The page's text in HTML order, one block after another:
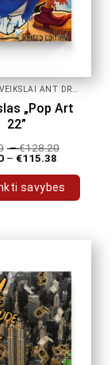
„Pop Art
22”
–€128.20
– €115.38
savybes
variants.
The
options
may
be
chosen